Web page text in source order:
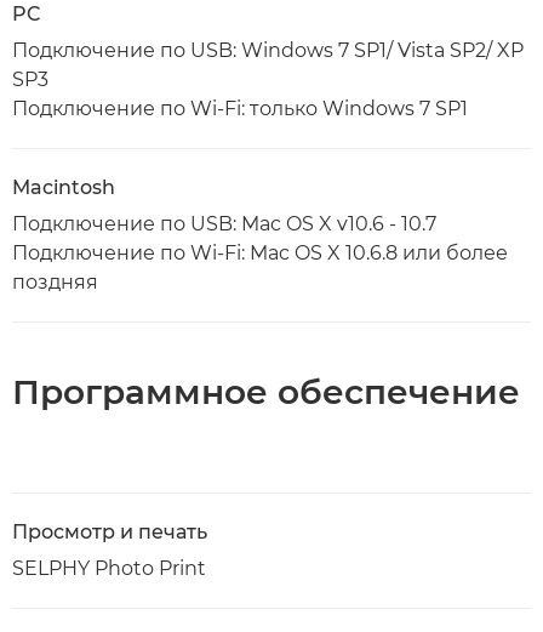
PC
Подключение по USB: Windows 7 SP1/ Vista SP2/ XP
SP3
Подключение по Wi-Fi: только Windows 7 SP1
Macintosh
Подключение по USB: Mac OS X v10.6 - 10.7
Подключение по Wi-Fi: Mac OS X 10.6.8 или более
поздняя
Программное обеспечение
Просмотр и печать
SELPHY Photo Print